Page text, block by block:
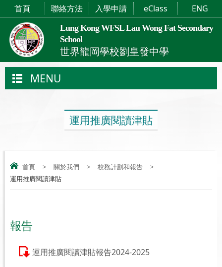
Lung Kong WFSL Lau Wong Fat Secondary
School
世界龍岡學校劉皇發中學
首頁 聯絡方法 入學申請 eClass ENG
MENU
運用推廣閱讀津貼
首頁 > 關於我們 > 校務計劃和報告
>
運用推廣閱讀津貼
報告
運用推廣閱讀津貼報告2024-2025